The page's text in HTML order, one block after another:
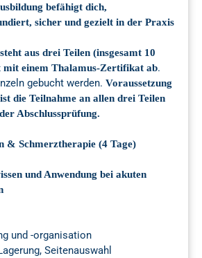
befähigt dich,
sicher und gezielt in der Praxis
aus drei Teilen (insgesamt 10
mit einem Thalamus-Zertifikat ab.
gebucht werden. Voraussetzung
die Teilnahme an allen drei Teilen
Abschlussprüfung.
& Schmerztherapie (4 Tage)
und Anwendung bei akuten
und -organisation
Seitenauswahl